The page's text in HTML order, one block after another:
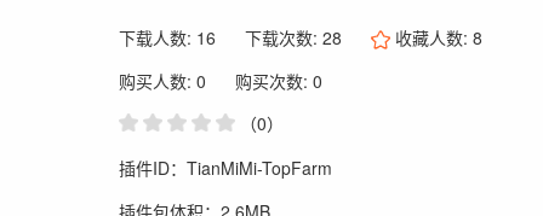
下载人数: 16 下载次数: 28 收藏人数:8
购买人数: 0
购买次数: 0
（0）
插件ID：TianMiMi-TopFarm
插件包体积：2.6MB